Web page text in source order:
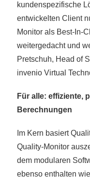
kundenspezifische
entwickelten Client
Monitor als Best-In-
weitergedacht und
Pretschuh, Head of
invenio Virtual
Für alle: effiziente,
Berechnungen
Im Kern basiert
Quality-Monitor
dem modularen
ebenso enthalten